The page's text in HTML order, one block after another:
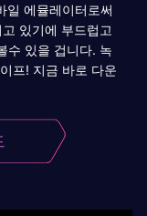
일 에뮬레이터로써
있기에 부드럽고
수 있을 겁니다. 녹
프! 지금 바로 다운